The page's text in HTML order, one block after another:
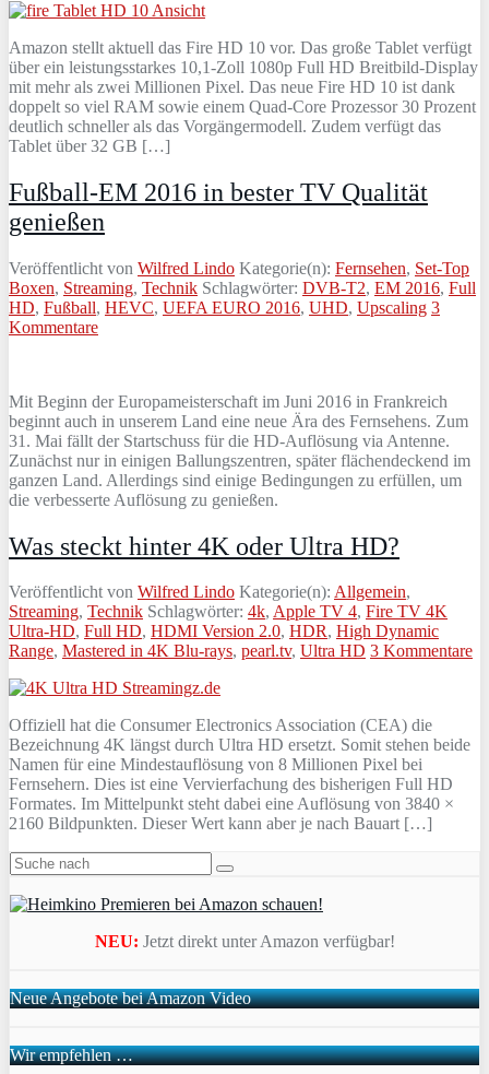
Amazon stellt aktuell das Fire HD 10 vor. Das große Tablet verfügt
über ein leistungsstarkes 10,1-Zoll 1080p Full HD Breitbild-Display
mit mehr als zwei Millionen Pixel. Das neue Fire HD 10 ist dank
doppelt so viel RAM sowie einem Quad-Core Prozessor 30 Prozent
deutlich schneller als das Vorgängermodell. Zudem verfügt das
Tablet über 32 GB […]
Fußball-EM 2016 in bester TV Qualität
genießen
Veröffentlicht von Wilfred Lindo Kategorie(n): Fernsehen, Set-Top
Boxen, Streaming, Technik Schlagwörter: DVB-T2, EM 2016, Full
HD, Fußball, HEVC, UEFA EURO 2016, UHD, Upscaling 3
Kommentare
Mit Beginn der Europameisterschaft im Juni 2016 in Frankreich
beginnt auch in unserem Land eine neue Ära des Fernsehens. Zum
31. Mai fällt der Startschuss für die HD-Auflösung via Antenne.
Zunächst nur in einigen Ballungszentren, später flächendeckend im
ganzen Land. Allerdings sind einige Bedingungen zu erfüllen, um
die verbesserte Auflösung zu genießen.
Was steckt hinter 4K oder Ultra HD?
Veröffentlicht von Wilfred Lindo Kategorie(n): Allgemein,
Streaming, Technik Schlagwörter: 4k, Apple TV 4, Fire TV 4K
Ultra-HD, Full HD, HDMI Version 2.0, HDR, High Dynamic
Range, Mastered in 4K Blu-rays, pearl.tv, Ultra HD 3 Kommentare
Offiziell hat die Consumer Electronics Association (CEA) die
Bezeichnung 4K längst durch Ultra HD ersetzt. Somit stehen beide
Namen für eine Mindestauflösung von 8 Millionen Pixel bei
Fernsehern. Dies ist eine Vervierfachung des bisherigen Full HD
Formates. Im Mittelpunkt steht dabei eine Auflösung von 3840 ×
2160 Bildpunkten. Dieser Wert kann aber je nach Bauart […]
NEU: Jetzt direkt unter Amazon verfügbar!
Neue Angebote bei Amazon Video
Wir empfehlen …